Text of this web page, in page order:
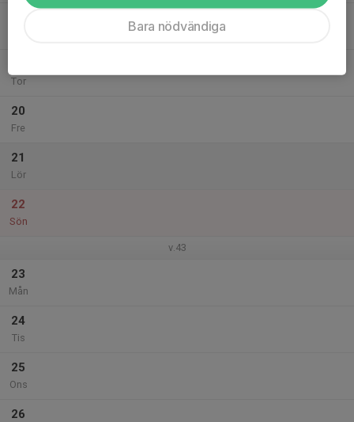
Tor
20
Fre
21
Lör
22
Sön
v.43
23
Mån
24
Tis
25
Ons
26
Bara nödvändiga